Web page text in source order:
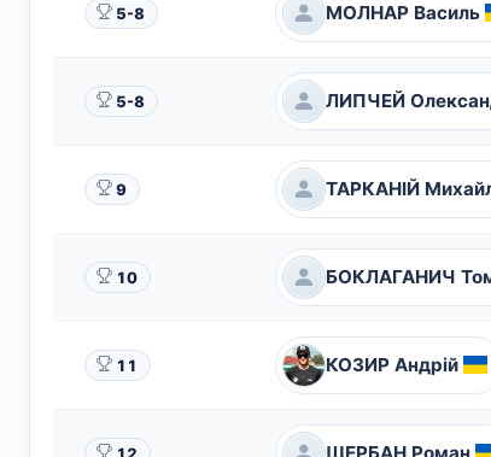
5-8 МОЛНАР Василь
5-8 ЛИПЧЕЙ
9 ТАРКАНІЙ
10 БОКЛАГАНИЧ
11 КОЗИР Андрій